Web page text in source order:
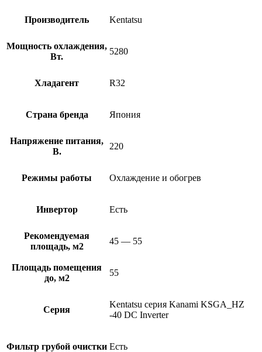
Производитель Kentatsu
Мощность охлаждения,
Вт.
5280
Хладагент R32
Страна бренда Япония
Напряжение питания,
В.
220
Режимы работы Охлаждение и обогрев
Инвертор Есть
Рекомендуемая
площадь, м2
45 — 55
Площадь помещения
до, м2
55
Серия
Kentatsu серия Kanami KSGA_HZ
-40 DC Inverter
Фильтр грубой очистки Есть